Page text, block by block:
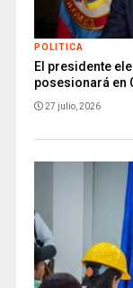
POLITICA
El presidente
posesionará en
27 julio, 2026